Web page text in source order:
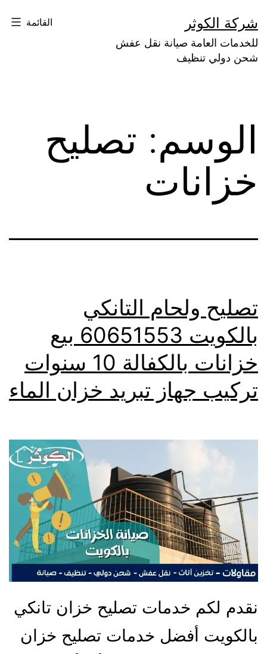
إلى
المحتوى
شركة الكوثر
للخدمات العامة صيانة نقل عفش
شحن دولي تنظيف
القائمة
الوسم: تصليح
خزانات
تصليح ولحام التانكي
بالكويت 60651553 بيع
خزانات بالكفالة 10 سنوات
تركيب جهاز تبريد خزان الماء
نقدم لكم خدمات تصليح خزان تانكي
بالكويت أفضل خدمات تصليح خزان